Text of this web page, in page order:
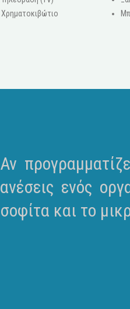
Χρηματοκιβώτιο
Αν
ανέσεις ενός
σοφίτα και το